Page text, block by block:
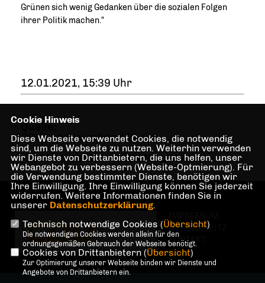
Grünen sich wenig Gedanken über die sozialen Folgen
ihrer Politik machen."
12.01.2021, 15:39 Uhr
Quelle:
CDU Landesverband Berlin
STEFAN EVERS,MIETENDECKEL,VERKEHR
DATENSCHUTZ
KONTAKT
Cookie Hinweis
Diese Webseite verwendet Cookies, die notwendig
sind, um die Webseite zu nutzen. Weiterhin verwenden
wir Dienste von Drittanbietern, die uns helfen, unser
Webangebot zu verbessern (Website-Optmierung). Für
die Verwendung bestimmter Dienste, benötigen wir
Ihre Einwilligung. Ihre Einwilligung können Sie jederzeit
widerrufen. Weitere Informationen finden Sie in
unserer Datenschutzerklärung.
Technisch notwendige Cookies (Übersicht)
Die notwendigen Cookies werden allein für den
ordnungsgemäßen Gebrauch der Webseite benötigt.
Cookies von Drittanbietern (Übersicht)
Zur Optimierung unserer Webseite binden wir Dienste und
Angebote von Drittanbietern ein.